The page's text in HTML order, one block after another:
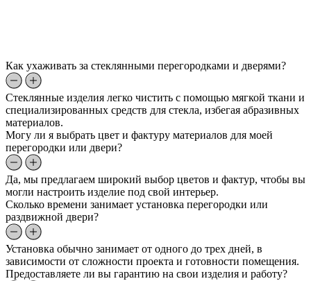
Как ухаживать за стеклянными перегородками и дверями?
Стеклянные изделия легко чистить с помощью мягкой ткани и
специализированных средств для стекла, избегая абразивных
материалов.
Могу ли я выбрать цвет и фактуру материалов для моей
перегородки или двери?
Да, мы предлагаем широкий выбор цветов и фактур, чтобы вы
могли настроить изделие под свой интерьер.
Сколько времени занимает установка перегородки или
раздвижной двери?
Установка обычно занимает от одного до трех дней, в
зависимости от сложности проекта и готовности помещения.
Предоставляете ли вы гарантию на свои изделия и работу?